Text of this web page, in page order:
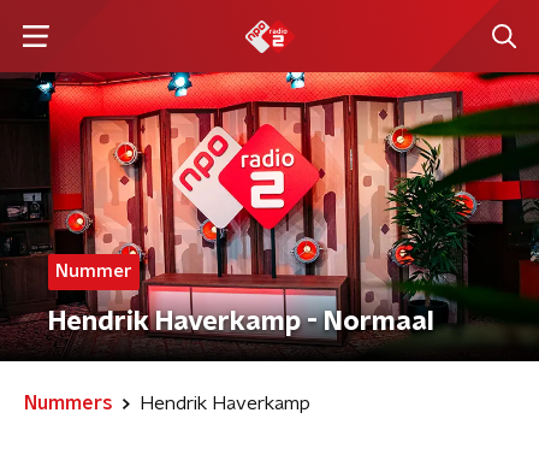
Nummer
Hendrik Haverkamp - Normaal
Nummers Hendrik Haverkamp